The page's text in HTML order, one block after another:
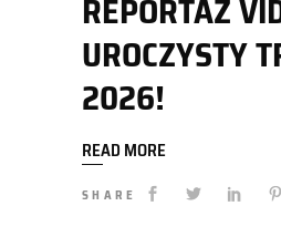
REPORTAŻ
UROCZYSTY
2026!
READ MORE
SHARE